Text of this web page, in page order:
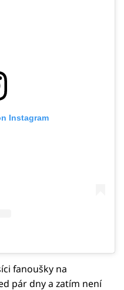
Instagram
fanoušky na
pár dny a zatím není